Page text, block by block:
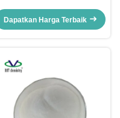
PET/PBT/PC/PA/ABS 3638 CAS
18600-59-4
Dapatkan Harga Terbaik